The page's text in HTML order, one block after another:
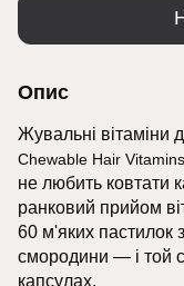
Опис
Жувальні вітаміни
Chewable Hair Vitamins
не любить ковтати
ранковий прийом
60 м'яких пастилок
смородини — і той
капсулах.